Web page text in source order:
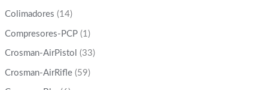
Colimadores (14)
Compresores-PCP (1)
Crosman-AirPistol (33)
Crosman-AirRifle (59)